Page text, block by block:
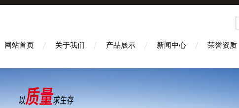
网站首页 关于我们 产品展示 新闻中心 荣誉资质